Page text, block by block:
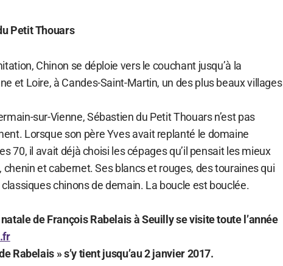
Petit Thouars
Chinon se déploie vers le couchant jusqu’à la
et Loire, à Candes-Saint-Martin, un des plus beaux villages
sur-Vienne, Sébastien du Petit Thouars n’est pas
Lorsque son père Yves avait replanté le domaine
70, il avait déjà choisi les cépages qu’il pensait les mieux
chenin et cabernet. Ses blancs et rouges, des touraines qui
chinons de demain. La boucle est bouclée.
de François Rabelais à Seuilly se visite toute l’année
Rabelais » s’y tient jusqu’au 2 janvier 2017.